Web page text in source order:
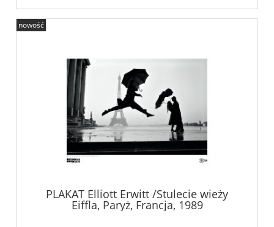
PLAKAT Elliott Erwitt /Stulecie wieży
Eiffla, Paryż, Francja, 1989
nowość